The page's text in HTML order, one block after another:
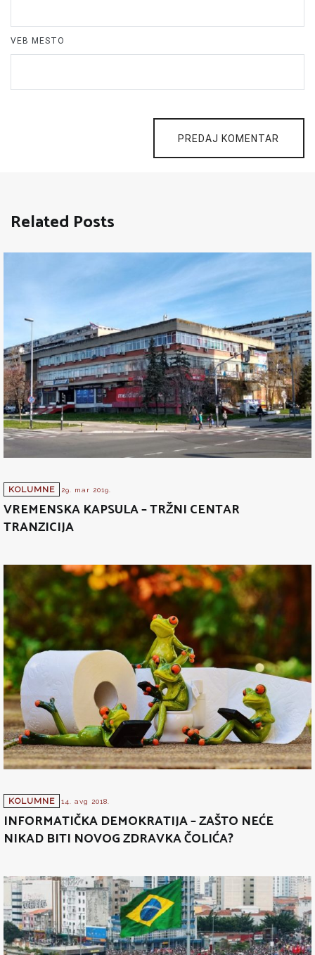
VEB MESTO
PREDAJ KOMENTAR
Related Posts
KOLUMNE 29. mar 2019.
VREMENSKA KAPSULA – TRŽNI CENTAR
TRANZICIJA
KOLUMNE 14. avg 2018.
INFORMATIČKA DEMOKRATIJA – ZAŠTO NEĆE
NIKAD BITI NOVOG ZDRAVKA ČOLIĆA?